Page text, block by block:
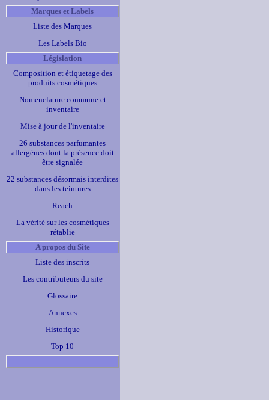
Marques et Labels
Liste des Marques
Les Labels Bio
Législation
Composition et étiquetage des
produits cosmétiques
Nomenclature commune et
inventaire
Mise à jour de l'inventaire
26 substances parfumantes
allergènes dont la présence doit
être signalée
22 substances désormais interdites
dans les teintures
Reach
La vérité sur les cosmétiques
rétablie
A propos du Site
Liste des inscrits
Les contributeurs du site
Glossaire
Annexes
Historique
Top 10